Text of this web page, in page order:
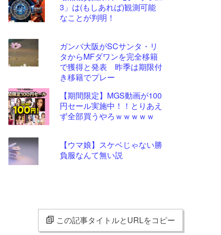
3」は(もしあれば)観測可能
なことが判明！
ガンバ大阪がSCサンタ・リ
タからMFダワンを完全移籍
で獲得と発表 昨季は期限付
き移籍でプレー
【期間限定】MGS動画が100
円セール実施中！！とりあえ
ず全部買うやろｗｗｗｗｗ
【ウマ娘】スケベじゃない勝
負服なんて無い説
この記事タイトルとURLをコピー